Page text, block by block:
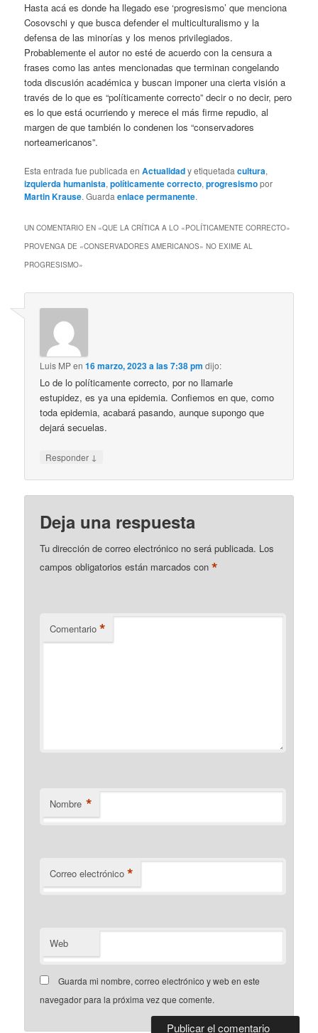
Hasta acá es donde ha llegado ese ‘progresismo’ que menciona
Cosovschi y que busca defender el multiculturalismo y la
defensa de las minorías y los menos privilegiados.
Probablemente el autor no esté de acuerdo con la censura a
frases como las antes mencionadas que terminan congelando
toda discusión académica y buscan imponer una cierta visión a
través de lo que es “políticamente correcto” decir o no decir, pero
es lo que está ocurriendo y merece el más firme repudio, al
margen de que también lo condenen los “conservadores
norteamericanos”.
Esta entrada fue publicada enActualidady etiquetadacultura,
izquierda humanista,políticamente correcto,progresismopor
Martin Krause. Guardaenlace permanente.
UN COMENTARIO EN «QUE LA CRÍTICA A LO «POLÍTICAMENTE CORRECTO»
PROVENGA DE «CONSERVADORES AMERICANOS» NO EXIME AL
PROGRESISMO»
Luis MPen16 marzo, 2023 a las 7:38 pm dijo:
Lo de lo políticamente correcto, por no llamarle
estupidez, es ya una epidemia. Confiemos en que, como
toda epidemia, acabará pasando, aunque supongo que
dejará secuelas.
Responder ↓
Deja una respuesta
Tu dirección de correo electrónico no será publicada. Los
campos obligatorios están marcados con*
Comentario *
Nombre *
Correo electrónico *
Web
Guarda mi nombre, correo electrónico y web en este
navegador para la próxima vez que comente.